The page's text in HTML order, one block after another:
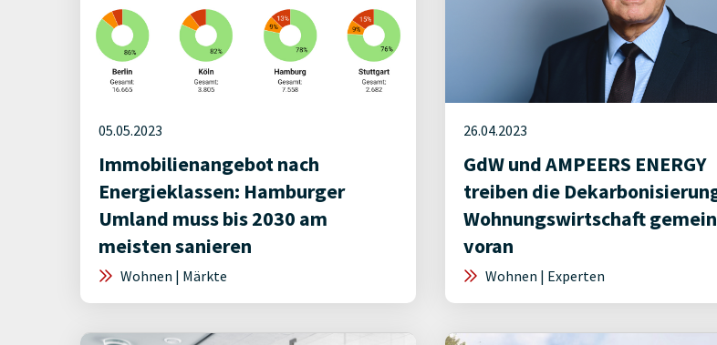
05.05.2023
Immobilienangebot nach
Energieklassen: Hamburger
Umland muss bis 2030 am
meisten sanieren
Wohnen | Märkte
26.04.2023
GdW und AMPEERS ENERGY
treiben die
Wohnungswirtschaft
voran
Wohnen | Experten